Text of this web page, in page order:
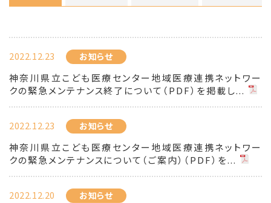
2022.12.23 お知らせ
神奈川県立こども医療センター地域医療連携ネットワー
クの緊急メンテナンス終了について（PDF）を掲載し...
2022.12.23 お知らせ
神奈川県立こども医療センター地域医療連携ネットワー
クの緊急メンテナンスについて（ご案内）（PDF）を...
2022.12.20 お知らせ